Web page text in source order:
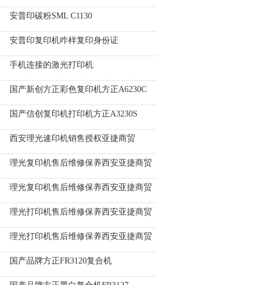
安普印碳粉SML C1130
安普印复印机咋样复印身份证
手机连接的激光打印机
国产新创方正彩色复印机方正A6230C
国产信创复印机打印机方正A3230S
西安理光速印机销售授权亚捷商贸
理光复印机售后维修保养西安亚捷商贸
理光复印机售后维修保养西安亚捷商贸
理光打印机售后维修保养西安亚捷商贸
理光打印机售后维修保养西安亚捷商贸
国产品牌方正FR3120复合机